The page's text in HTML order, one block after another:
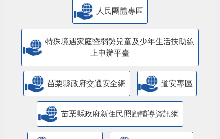
人民團體專區
特殊境遇家庭暨弱勢兒童及少年生活扶助線
上申辦平臺
苗栗縣政府交通安全網 道安專區
苗栗縣政府新住民照顧輔導資訊網